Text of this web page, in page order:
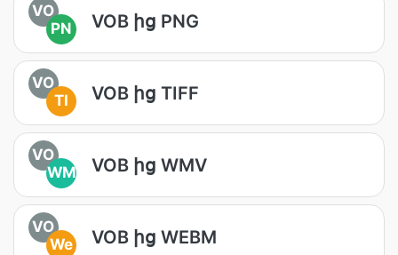
VO
PN
VOB ից PNG
VO
TI
VOB ից TIFF
VO
WM
VOB ից WMV
VO
We
VOB ից WEBM